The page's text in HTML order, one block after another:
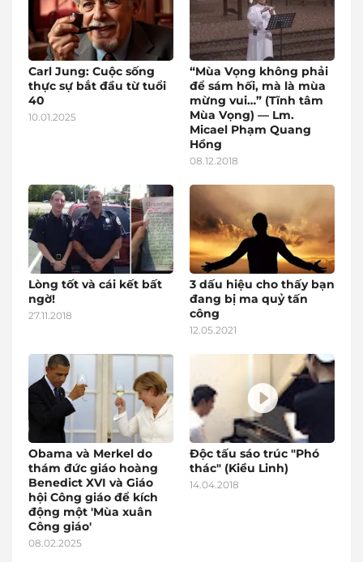
Carl Jung: Cuộc sống
thực sự bắt đầu từ tuổi
40
10.01.2025
“Mùa Vọng không phải
để sám hối, mà là mùa
mừng vui…” (Tĩnh tâm
Mùa Vọng) — Lm.
Micael Phạm Quang
Hồng
08.12.2018
Lòng tốt và cái kết bất
ngờ!
27.11.2018
3 dấu hiệu cho thấy bạn
đang bị ma quỷ tấn
công
12.05.2021
Obama và Merkel do
thám đức giáo hoàng
Benedict XVI và Giáo
hội Công giáo để kích
động một 'Mùa xuân
Công giáo'
08.02.2025
Độc tấu sáo trúc "Phó
thác" (Kiều Linh)
14.04.2018